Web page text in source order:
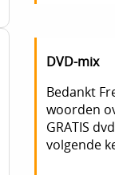
DVD-mix
Bedankt
woorden
GRATIS
volgende